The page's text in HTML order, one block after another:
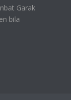
Garak
bila